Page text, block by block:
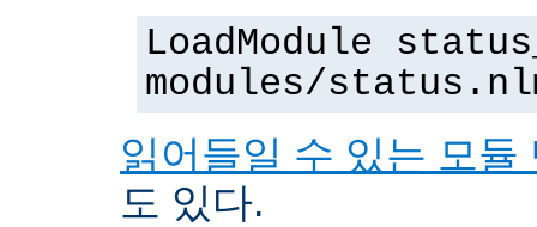
LoadModule
modules/
읽어들일 수 있는 모듈
도 있다.